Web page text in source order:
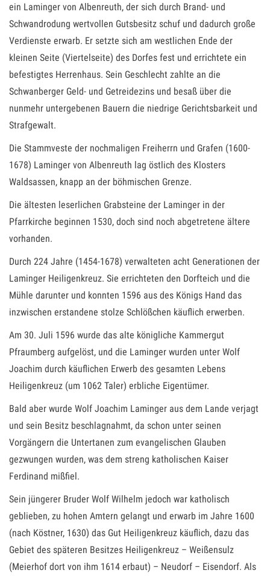
ein Laminger von Albenreuth, der sich durch Brand- und
Schwandrodung wertvollen Gutsbesitz schuf und dadurch große
Verdienste erwarb. Er setzte sich am westlichen Ende der
kleinen Seite (Viertelseite) des Dorfes fest und errichtete ein
befestigtes Herrenhaus. Sein Geschlecht zahlte an die
Schwanberger Geld- und Getreidezins und besaß über die
nunmehr untergebenen Bauern die niedrige Gerichtsbarkeit und
Strafgewalt.
Die Stammveste der nochmaligen Freiherrn und Grafen (1600-
1678) Laminger von Albenreuth lag östlich des Klosters
Waldsassen, knapp an der böhmischen Grenze.
Die ältesten leserlichen Grabsteine der Laminger in der
Pfarrkirche beginnen 1530, doch sind noch abgetretene ältere
vorhanden.
Durch 224 Jahre (1454-1678) verwalteten acht Generationen der
Laminger Heiligenkreuz. Sie errichteten den Dorfteich und die
Mühle darunter und konnten 1596 aus des Königs Hand das
inzwischen erstandene stolze Schlößchen käuflich erwerben.
Am 30. Juli 1596 wurde das alte königliche Kammergut
Pfraumberg aufgelöst, und die Laminger wurden unter Wolf
Joachim durch käuflichen Erwerb des gesamten Lebens
Heiligenkreuz (um 1062 Taler) erbliche Eigentümer.
Bald aber wurde Wolf Joachim Laminger aus dem Lande verjagt
und sein Besitz beschlagnahmt, da schon unter seinen
Vorgängern die Untertanen zum evangelischen Glauben
gezwungen wurden, was dem streng katholischen Kaiser
Ferdinand mißfiel.
Sein jüngerer Bruder Wolf Wilhelm jedoch war katholisch
geblieben, zu hohen Amtern gelangt und erwarb im Jahre 1600
(nach Köstner, 1630) das Gut Heiligenkreuz käuflich, dazu das
Gebiet des späteren Besitzes Heiligenkreuz – Weißensulz
(Meierhof dort von ihm 1614 erbaut) – Neudorf – Eisendorf. Als